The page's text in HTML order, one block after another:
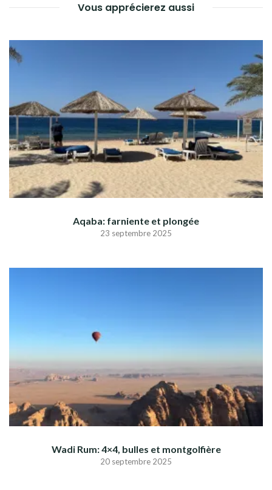
Vous apprécierez aussi
Aqaba: farniente et plongée
23 septembre 2025
Wadi Rum: 4×4, bulles et montgolfière
20 septembre 2025